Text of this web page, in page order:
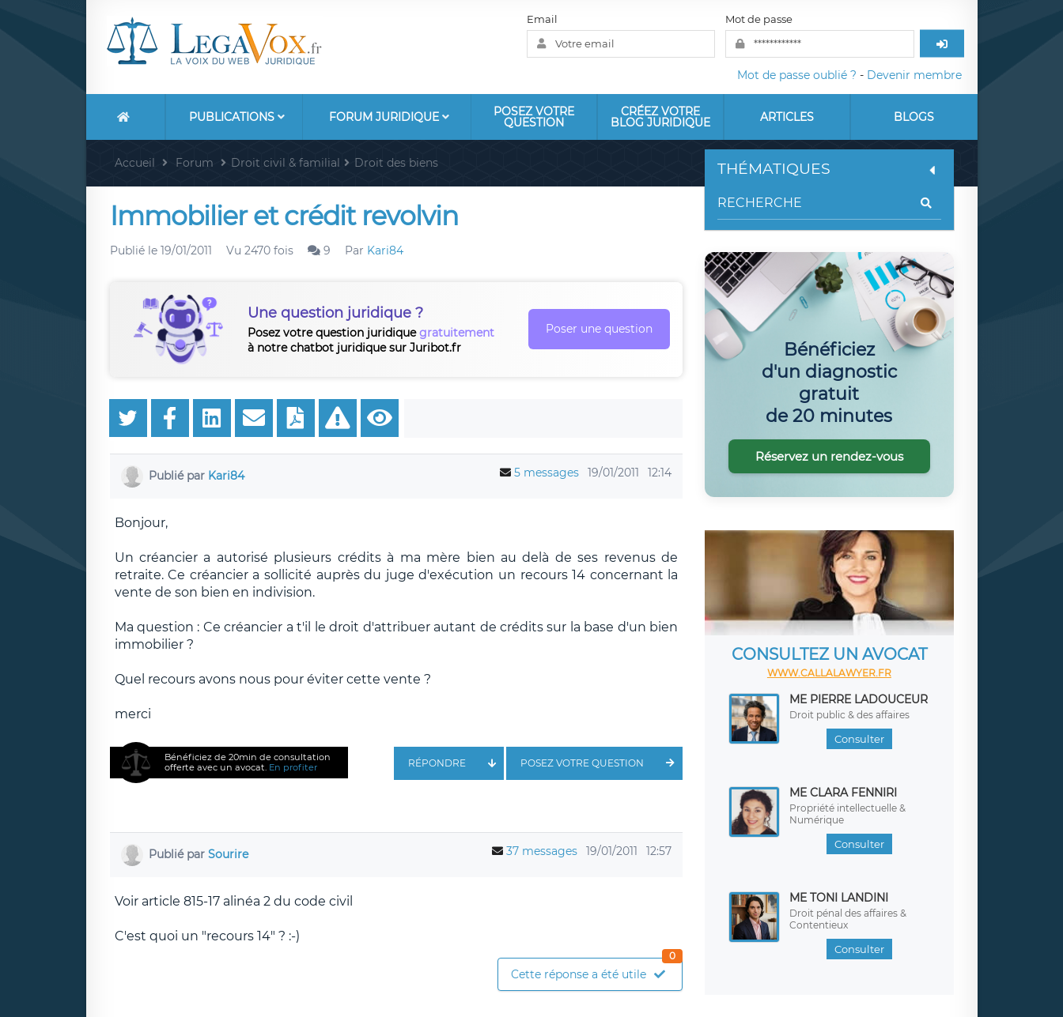
Email Mot de passe
Mot de passe oublié ? - Devenir membre
PUBLICATIONS FORUM JURIDIQUE POSEZ VOTRE
QUESTION
CRÉEZ VOTRE
BLOG JURIDIQUE ARTICLES BLOGS
Accueil Forum Droit civil & familial Droit des biens
Immobilier et crédit revolvin
Publié le 19/01/2011 Vu 2470 fois 9 Par Kari84
Une question juridique ?
Posez votre question juridiquegratuitement
à notre chatbot juridique sur Juribot.fr
Poser une question
Publié par Kari84 5 messages 19/01/2011 12:14
Bonjour,
Un créancier a autorisé plusieurs crédits à ma mère bien au delà de ses revenus de
retraite. Ce créancier a sollicité auprès du juge d'exécution un recours 14 concernant la
vente de son bien en indivision.
Ma question : Ce créancier a t'il le droit d'attribuer autant de crédits sur la base d'un bien
immobilier ?
Quel recours avons nous pour éviter cette vente ?
merci
Bénéficiez de 20min de consultation
offerte avec un avocat. En profiter POSEZ VOTRE QUESTION
RÉPONDRE
Publié par Sourire 37 messages 19/01/2011 12:57
Voir article 815-17 alinéa 2 du code civil
C'est quoi un "recours 14" ? :-)
Cette réponse a été utile
0
THÉMATIQUES
Bénéficiez
d'un diagnostic
gratuit
de 20 minutes
Réservez un rendez-vous
CONSULTEZ UN AVOCAT
WWW.CALLALAWYER.FR
ME PIERRE LADOUCEUR
Droit public & des affaires
Consulter
ME CLARA FENNIRI
Propriété intellectuelle &
Numérique
Consulter
ME TONI LANDINI
Droit pénal des affaires &
Contentieux
Consulter